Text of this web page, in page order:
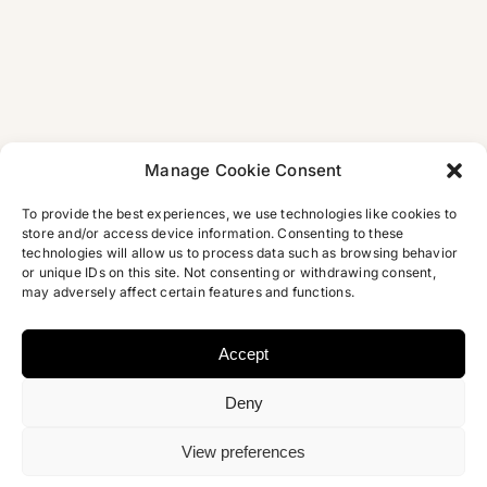
Manage Cookie Consent
To provide the best experiences, we use technologies like cookies to
store and/or access device information. Consenting to these
technologies will allow us to process data such as browsing behavior
or unique IDs on this site. Not consenting or withdrawing consent,
may adversely affect certain features and functions.
Accept
Deny
View preferences
Datenschutz